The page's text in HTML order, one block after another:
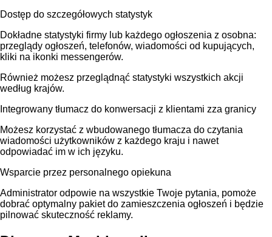
Dostęp do szczegółowych statystyk
Dokładne statystyki firmy lub każdego ogłoszenia z osobna:
przeglądy ogłoszeń, telefonów, wiadomości od kupujących,
kliki na ikonki messengerów.
Również możesz przeglądnąć statystyki wszystkich akcji
według krajów.
Integrowany tłumacz do konwersacji z klientami zza granicy
Możesz korzystać z wbudowanego tłumacza do czytania
wiadomości użytkowników z każdego kraju i nawet
odpowiadać im w ich języku.
Wsparcie przez personalnego opiekuna
Administrator odpowie na wszystkie Twoje pytania, pomoże
dobrać optymalny pakiet do zamieszczenia ogłoszeń i będzie
pilnować skuteczność reklamy.